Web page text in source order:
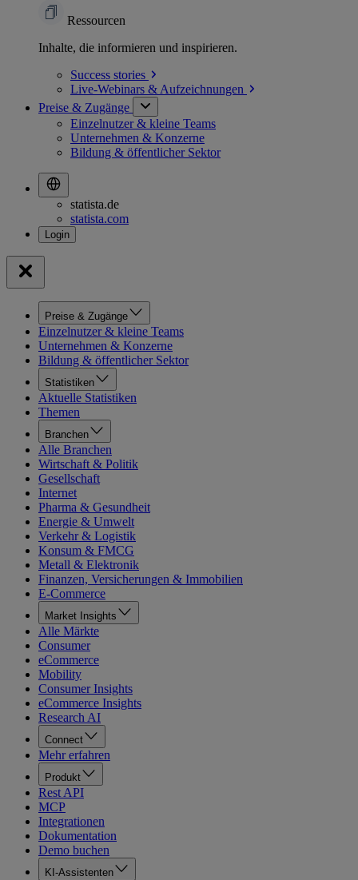
Ressourcen
Inhalte, die informieren und inspirieren.
Success stories
Live-Webinars & Aufzeichnungen
Preise & Zugänge
Einzelnutzer & kleine Teams
Unternehmen & Konzerne
Bildung & öffentlicher Sektor
statista.de
statista.com
Preise & Zugänge
Einzelnutzer & kleine Teams
Unternehmen & Konzerne
Bildung & öffentlicher Sektor
Statistiken
Aktuelle Statistiken
Themen
Branchen
Alle Branchen
Wirtschaft & Politik
Gesellschaft
Internet
Pharma & Gesundheit
Energie & Umwelt
Verkehr & Logistik
Konsum & FMCG
Metall & Elektronik
Finanzen, Versicherungen & Immobilien
E-Commerce
Market Insights
Alle Märkte
Consumer
eCommerce
Mobility
Consumer Insights
eCommerce Insights
Research AI
Connect
Mehr erfahren
Produkt
Rest API
MCP
Integrationen
Dokumentation
Demo buchen
KI-Assistenten